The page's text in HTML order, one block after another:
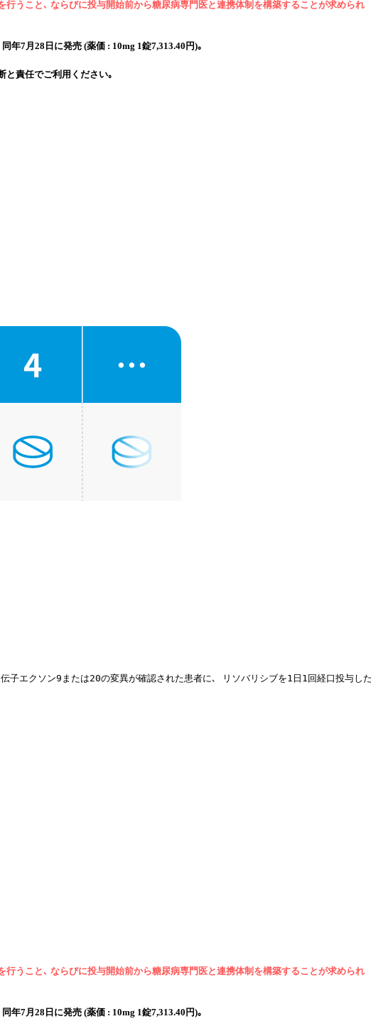
うこと､ ならびに投与開始前から糖尿病専門医と連携体制を構築することが求められ
年7月28日に発売 (薬価 : 10mg 1錠7,313.40円)｡
と責任でご利用ください｡
クソン9または20の変異が確認された患者に､ リソバリシブを1日1回経口投与
うこと､ ならびに投与開始前から糖尿病専門医と連携体制を構築することが求められ
年7月28日に発売 (薬価 : 10mg 1錠7,313.40円)｡